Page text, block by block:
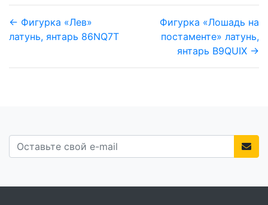
← Фигурка «Лев»
латунь, янтарь 86NQ7T
Фигурка «Лошадь на
постаменте» латунь,
янтарь B9QUIX →